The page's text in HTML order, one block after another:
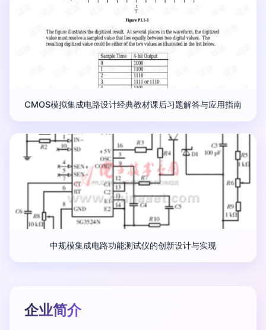
CMOS模拟集成电路设计经典教材课后习题解答与应用指南
中规模集成电路功能测试仪的创新设计与实现
企业简介